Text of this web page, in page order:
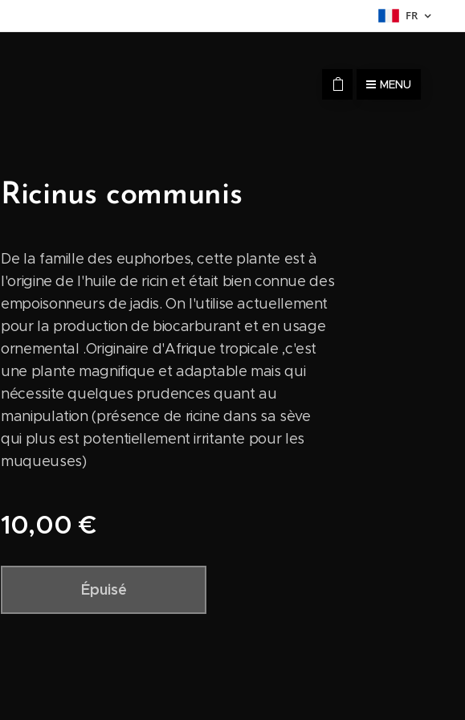
FR
MENU
Ricinus communis
De la famille des euphorbes, cette plante est à
l'origine de l'huile de ricin et était bien connue des
empoisonneurs de jadis. On l'utilise actuellement
pour la production de biocarburant et en usage
ornemental .Originaire d'Afrique tropicale ,c'est
une plante magnifique et adaptable mais qui
nécessite quelques prudences quant au
manipulation (présence de ricine dans sa sève
qui plus est potentiellement irritante pour les
muqueuses)
10,00 €
Épuisé